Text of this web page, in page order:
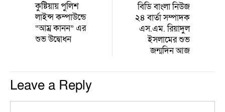
কুষ্টিয়ায় পুলিশ
লাইন্স কম্পাউন্ডে
“আম্র কানন” এর
শুভ উদ্বোধন
বিডি বাংলা নিউজ
২৪ বার্তা সম্পাদক
এস.এম. রিয়াদুল
ইসলামের শুভ
জন্মদিন আজ
Leave a Reply